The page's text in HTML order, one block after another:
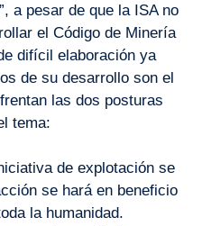
a pesar de que la ISA no
el Código de Minería
difícil elaboración ya
de su desarrollo son el
las dos posturas
tema:
de explotación se
se hará en beneficio
la humanidad.